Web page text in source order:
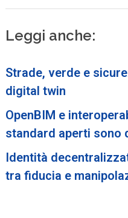
Leggi anche:
Strade, verde e
digital twin
OpenBIM e
standard aperti sono
Identità
tra fiducia e